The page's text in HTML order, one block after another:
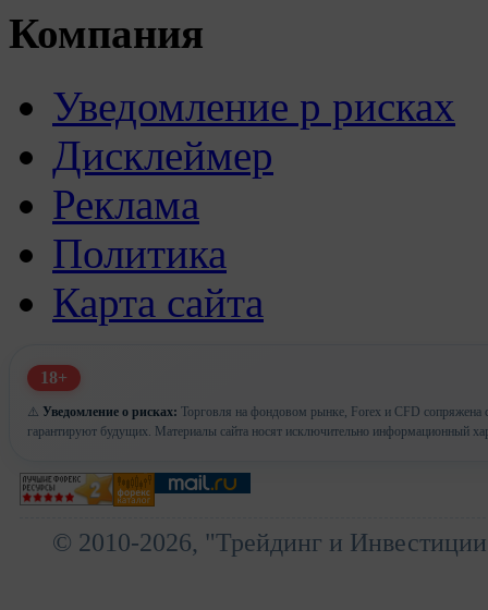
Компания
Уведомление р рисках
Дисклеймер
Реклама
Политика
Карта сайта
18+
⚠️ Уведомление о рисках: Торговля на фондовом рынке, Forex и CFD сопряжена
гарантируют будущих. Материалы сайта носят исключительно информационный
© 2010-2026, "Трейдинг и